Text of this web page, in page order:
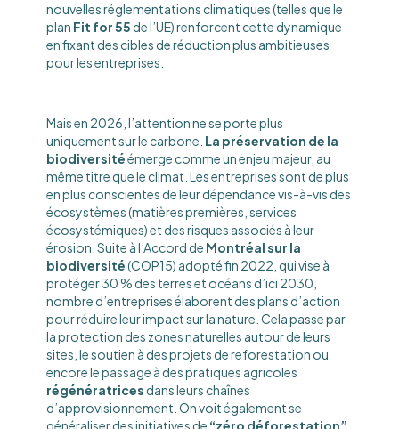
nouvelles réglementations climatiques (telles que le
plan Fit for 55 de l’UE) renforcent cette dynamique
en fixant des cibles de réduction plus ambitieuses
pour les entreprises.
Mais en 2026, l’attention ne se porte plus
uniquement sur le carbone. La préservation de la
biodiversitéémerge comme un enjeu majeur, au
même titre que le climat. Les entreprises sont de plus
en plus conscientes de leur dépendance vis-à-vis des
écosystèmes (matières premières, services
écosystémiques) et des risques associés à leur
érosion. Suite à l’Accord de Montréal sur la
biodiversité(COP15) adopté fin 2022, qui vise à
protéger 30 % des terres et océans d’ici 2030,
nombre d’entreprises élaborent des plans d’action
pour réduire leur impact sur la nature. Cela passe par
la protection des zones naturelles autour de leurs
sites, le soutien à des projets de reforestation ou
encore le passage à des pratiques agricoles
régénératrices dans leurs chaînes
d’approvisionnement. On voit également se
généraliser des initiatives de “zéro déforestation”